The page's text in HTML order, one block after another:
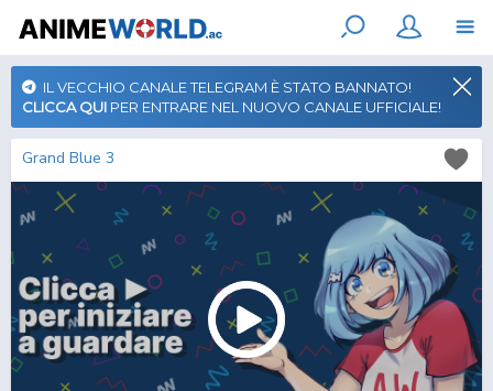
IL VECCHIO CANALE TELEGRAM È STATO BANNATO!
CLICCA QUI PER ENTRARE NEL NUOVO CANALE UFFICIALE!
Grand Blue 3